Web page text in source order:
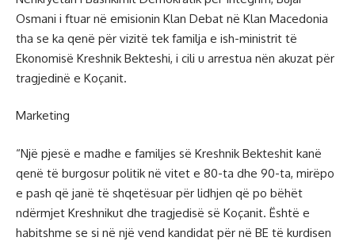
Osmani i ftuar në emisionin Klan Debat në Klan Macedonia
tha se ka qenë për vizitë tek familja e ish-ministrit të
Ekonomisë Kreshnik Bekteshi, i cili u arrestua nën akuzat për
tragjedinë e Koçanit.
Marketing
“Një pjesë e madhe e familjes së Kreshnik Bekteshit kanë
qenë të burgosur politik në vitet e 80-ta dhe 90-ta, mirëpo
e pash që janë të shqetësuar për lidhjen që po bëhët
ndërmjet Kreshnikut dhe tragjedisë së Koçanit. Është e
habitshme se si në një vend kandidat për në BE të kurdisen